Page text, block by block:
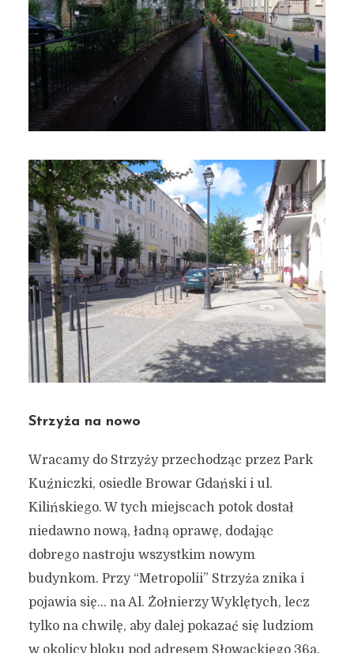
Strzyża na nowo
Wracamy do Strzyży przechodząc przez Park
Kuźniczki, osiedle Browar Gdański i ul.
Kilińskiego. W tych miejscach potok dostał
niedawno nową, ładną oprawę, dodając
dobrego nastroju wszystkim nowym
budynkom. Przy “Metropolii” Strzyża znika i
pojawia się… na Al. Żołnierzy Wyklętych, lecz
tylko na chwilę, aby dalej pokazać się ludziom
w okolicy bloku pod adresem Słowackiego 36a.